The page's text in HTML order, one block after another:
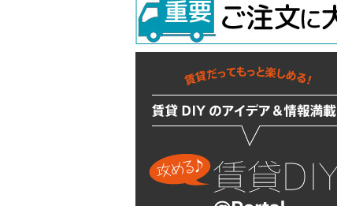
掃除・汚れ・サビ落し
建築金物